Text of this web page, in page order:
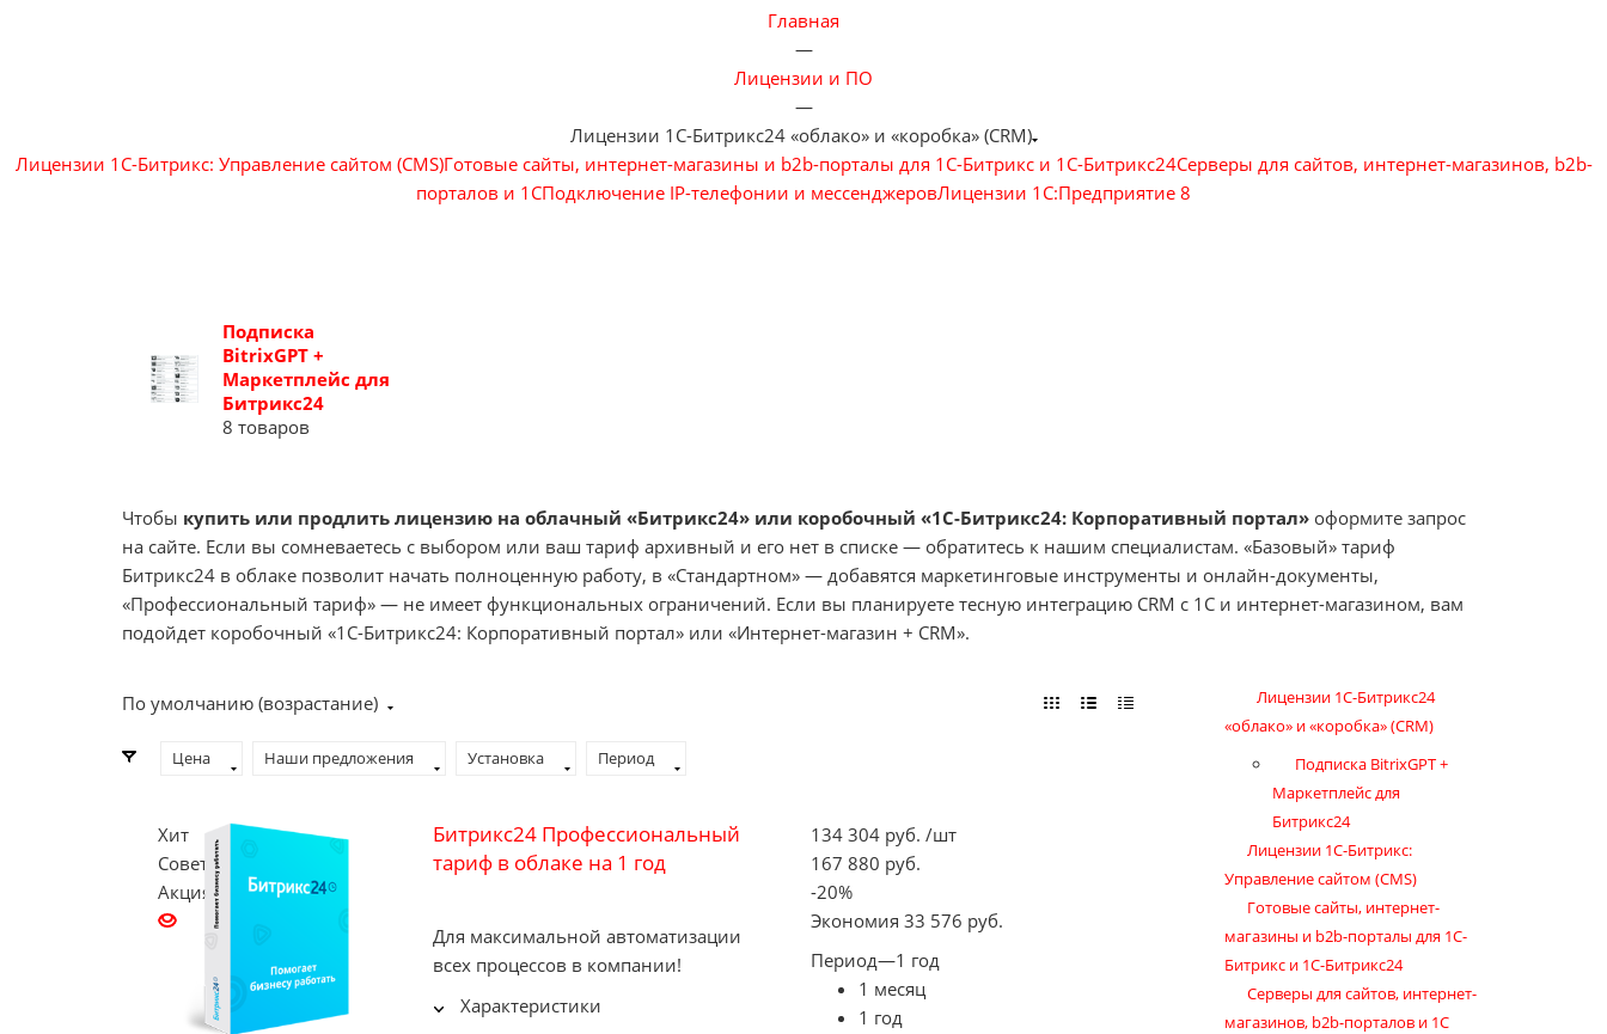
Главная
—
Лицензии и ПО
—
Лицензии 1С-Битрикс24 «облако» и «коробка» (CRM)
Лицензии 1С-Битрикс: Управление сайтом (CMS)Готовые сайты, интернет-магазины и b2b-порталы для 1С-Битрикс и 1С-Битрикс24Серверы для сайтов, интернет-магазинов, b2b-
порталов и 1СПодключение IP-телефонии и мессенджеровЛицензии 1C:Предприятие 8
Подписка
BitrixGPT +
Маркетплейс для
Битрикс24
8 товаров
Чтобы купить или продлить лицензию на облачный «Битрикс24» или коробочный «1С-Битрикс24: Корпоративный портал» оформите запрос
на сайте. Если вы сомневаетесь с выбором или ваш тариф архивный и его нет в списке — обратитесь к нашим специалистам. «Базовый» тариф
Битрикс24 в облаке позволит начать полноценную работу, в «Стандартном» — добавятся маркетинговые инструменты и онлайн-документы,
«Профессиональный тариф» — не имеет функциональных ограничений. Если вы планируете тесную интеграцию CRM c 1C и интернет-магазином, вам
подойдет коробочный «1С-Битрикс24: Корпоративный портал» или «Интернет-магазин + CRM».
По умолчанию (возрастание)
Цена Наши предложения Установка Период
Хит
Советуем
Акция
Битрикс24 Профессиональный
тариф в облаке на 1 год
Для максимальной автоматизации
всех процессов в компании!
Характеристики
134 304 руб. /шт
167 880 руб.
-20%
Экономия 33 576 руб.
Период—1 год
1 месяц
1 год
Лицензии 1С-Битрикс24
«облако» и «коробка» (CRM)
Подписка BitrixGPT +
Маркетплейс для
Битрикс24
Лицензии 1С-Битрикс:
Управление сайтом (CMS)
Готовые сайты, интернет-
магазины и b2b-порталы для 1С-
Битрикс и 1С-Битрикс24
Серверы для сайтов, интернет-
магазинов, b2b-порталов и 1С